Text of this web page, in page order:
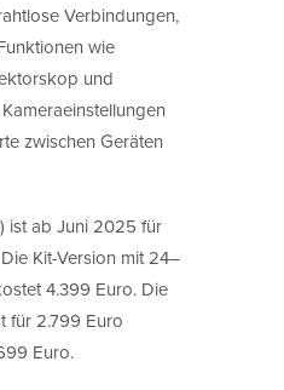
Verbindungen,
wie
und
zwischen Geräten
ist ab Juni 2025 für
Kit-Version mit 24–
4.399 Euro. Die
für 2.799 Euro
Euro.